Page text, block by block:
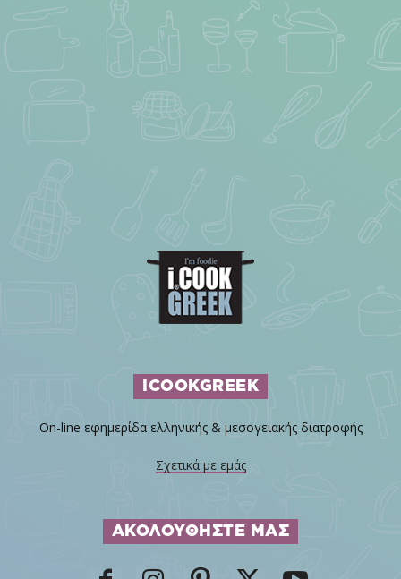
ICOOKGREEK
On-line εφημερίδα ελληνικής & μεσογειακής διατροφής
Σχετικά με εμάς
ΑΚΟΛΟΥΘΗΣΤΕ ΜΑΣ